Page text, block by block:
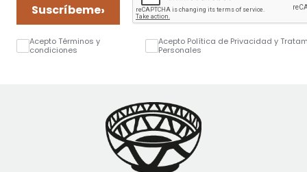
Suscríbeme›
Acepto Términos y
condiciones
Acepto Política de Privacidad y
Personales